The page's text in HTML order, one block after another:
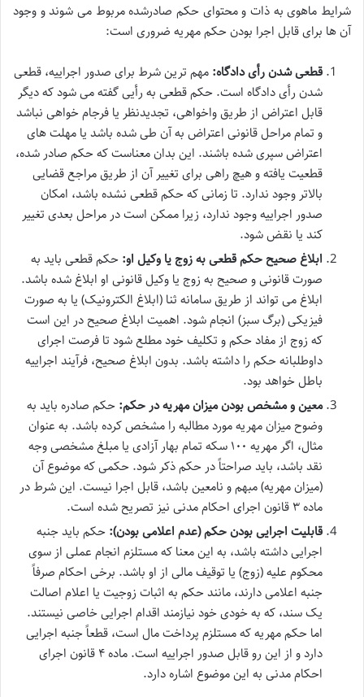
شرایط ماهوی به ذات و محتوای حکم صادرشده مربوط می شوند و وجود
آن ها برای قابل اجرا بودن حکم مهریه ضروری است:
قطعی شدن رأی دادگاه: مهم ترین شرط برای صدور اجراییه، قطعی
شدن رأی دادگاه است. حکم قطعی به رأیی گفته می شود که دیگر
قابل اعتراض از طریق واخواهی، تجدیدنظر یا فرجام خواهی نباشد
و تمام مراحل قانونی اعتراض به آن طی شده باشد یا مهلت های
اعتراض سپری شده باشند. این بدان معناست که حکم صادر شده،
قطعیت یافته و هیچ راهی برای تغییر آن از طریق مراجع قضایی
بالاتر وجود ندارد. تا زمانی که حکم قطعی نشده باشد، امکان
صدور اجراییه وجود ندارد، زیرا ممکن است در مراحل بعدی تغییر
کند یا نقض شود.
ابلاغ صحیح حکم قطعی به زوج یا وکیل او: حکم قطعی باید به
صورت قانونی و صحیح به زوج یا وکیل قانونی او ابلاغ شده باشد.
ابلاغ می تواند از طریق سامانه ثنا (ابلاغ الکترونیک) یا به صورت
فیزیکی (برگ سبز) انجام شود. اهمیت ابلاغ صحیح در این است
که زوج از مفاد حکم و تکلیف خود مطلع شود تا فرصت اجرای
داوطلبانه حکم را داشته باشد. بدون ابلاغ صحیح، فرآیند اجراییه
باطل خواهد بود.
معین و مشخص بودن میزان مهریه در حکم: حکم صادره باید به
وضوح میزان مهریه مورد مطالبه را مشخص کرده باشد. به عنوان
مثال، اگر مهریه ۱۰۰ سکه تمام بهار آزادی یا مبلغ مشخصی وجه
نقد باشد، باید صراحتاً در حکم ذکر شود. حکمی که موضوع آن
(میزان مهریه) مبهم و نامعین باشد، قابل اجرا نیست. این شرط در
ماده ۳ قانون اجرای احکام مدنی نیز تصریح شده است.
قابلیت اجرایی بودن حکم (عدم اعلامی بودن): حکم باید جنبه
اجرایی داشته باشد، به این معنا که مستلزم انجام عملی از سوی
محکوم علیه (زوج) یا توقیف مالی از او باشد. برخی احکام صرفاً
جنبه اعلامی دارند، مانند حکم به اثبات زوجیت یا اعلام اصالت
یک سند، که به خودی خود نیازمند اقدام اجرایی خاصی نیستند.
اما حکم مهریه که مستلزم پرداخت مال است، قطعاً جنبه اجرایی
دارد و از این رو قابل صدور اجراییه است. ماده ۴ قانون اجرای
احکام مدنی به این موضوع اشاره دارد.